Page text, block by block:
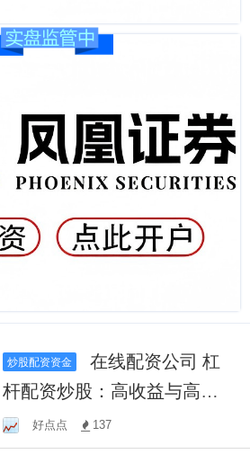
炒股配资资金
在线配资公司 杠
杆配资炒股：高收益与高风
险并存？
好点点 137